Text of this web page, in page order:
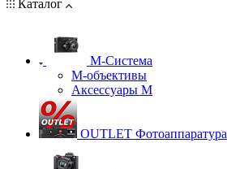
Каталог
M-Система
М-объективы
Аксессуары М
OUTLET Фотоаппаратура